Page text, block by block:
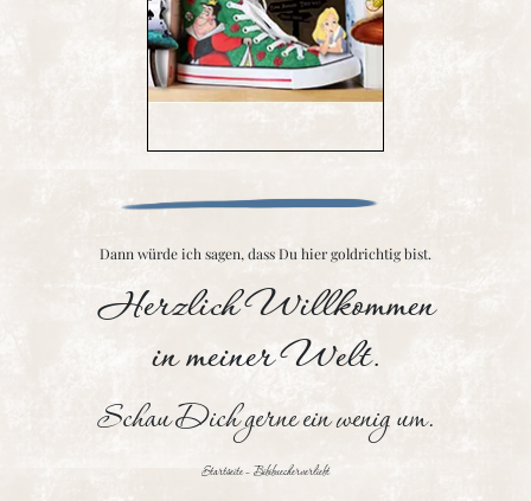
Dann würde ich sagen, dass Du hier goldrichtig bist.
Herzlich Willkommen
in meiner Welt.
Schau Dich gerne ein wenig um.
Startseite – Bibibuecherverliebt